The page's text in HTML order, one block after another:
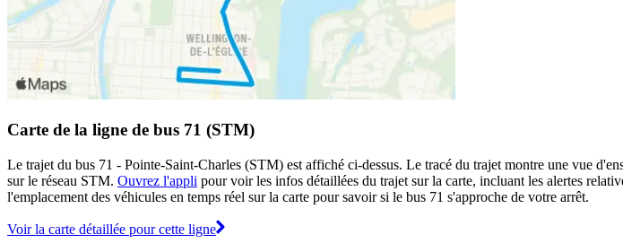
Carte de la ligne de bus 71 (STM)
Le trajet du bus 71 - Pointe-Saint-Charles (STM) est affiché ci-dessus. Le tracé du trajet montre une vue
sur le réseau STM. Ouvrez l'appli pour voir les infos détaillées du trajet sur la carte, incluant les alertes
l'emplacement des véhicules en temps réel sur la carte pour savoir si le bus 71 s'approche de votre arrêt.
Voir la carte détaillée pour cette ligne